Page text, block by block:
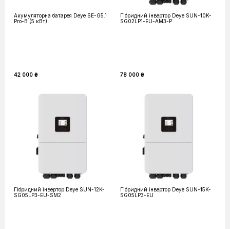
Акумуляторна батарея Deye SE-G5.1
Pro-B (5 кВт)
42 000 ₴
Гібридний інвертор Deye SUN-10K-
SG02LP1-EU-AM3-P
78 000 ₴
Гібридний інвертор Deye SUN-12K-
SG05LP3-EU-SM2
Гібридний інвертор Deye SUN-15K-
SG05LP3-EU